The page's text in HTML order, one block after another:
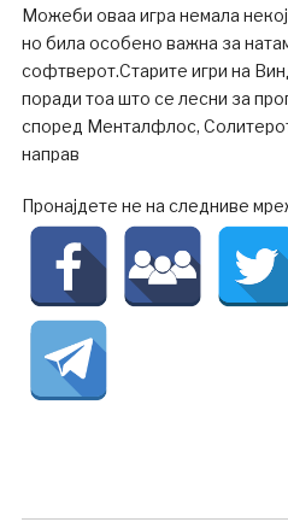
Можеби оваа игра немала
но била особено важна за
софтверот.Старите игри на
поради тоа што се лесни за
според Менталфлос,
направ
Пронајдете не на следниве